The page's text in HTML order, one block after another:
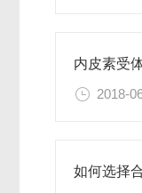
2018-
如何选择